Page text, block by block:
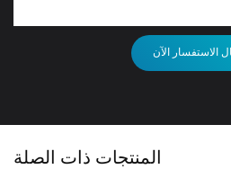
الاستفسار الآن
المنتجات ذات الصلة